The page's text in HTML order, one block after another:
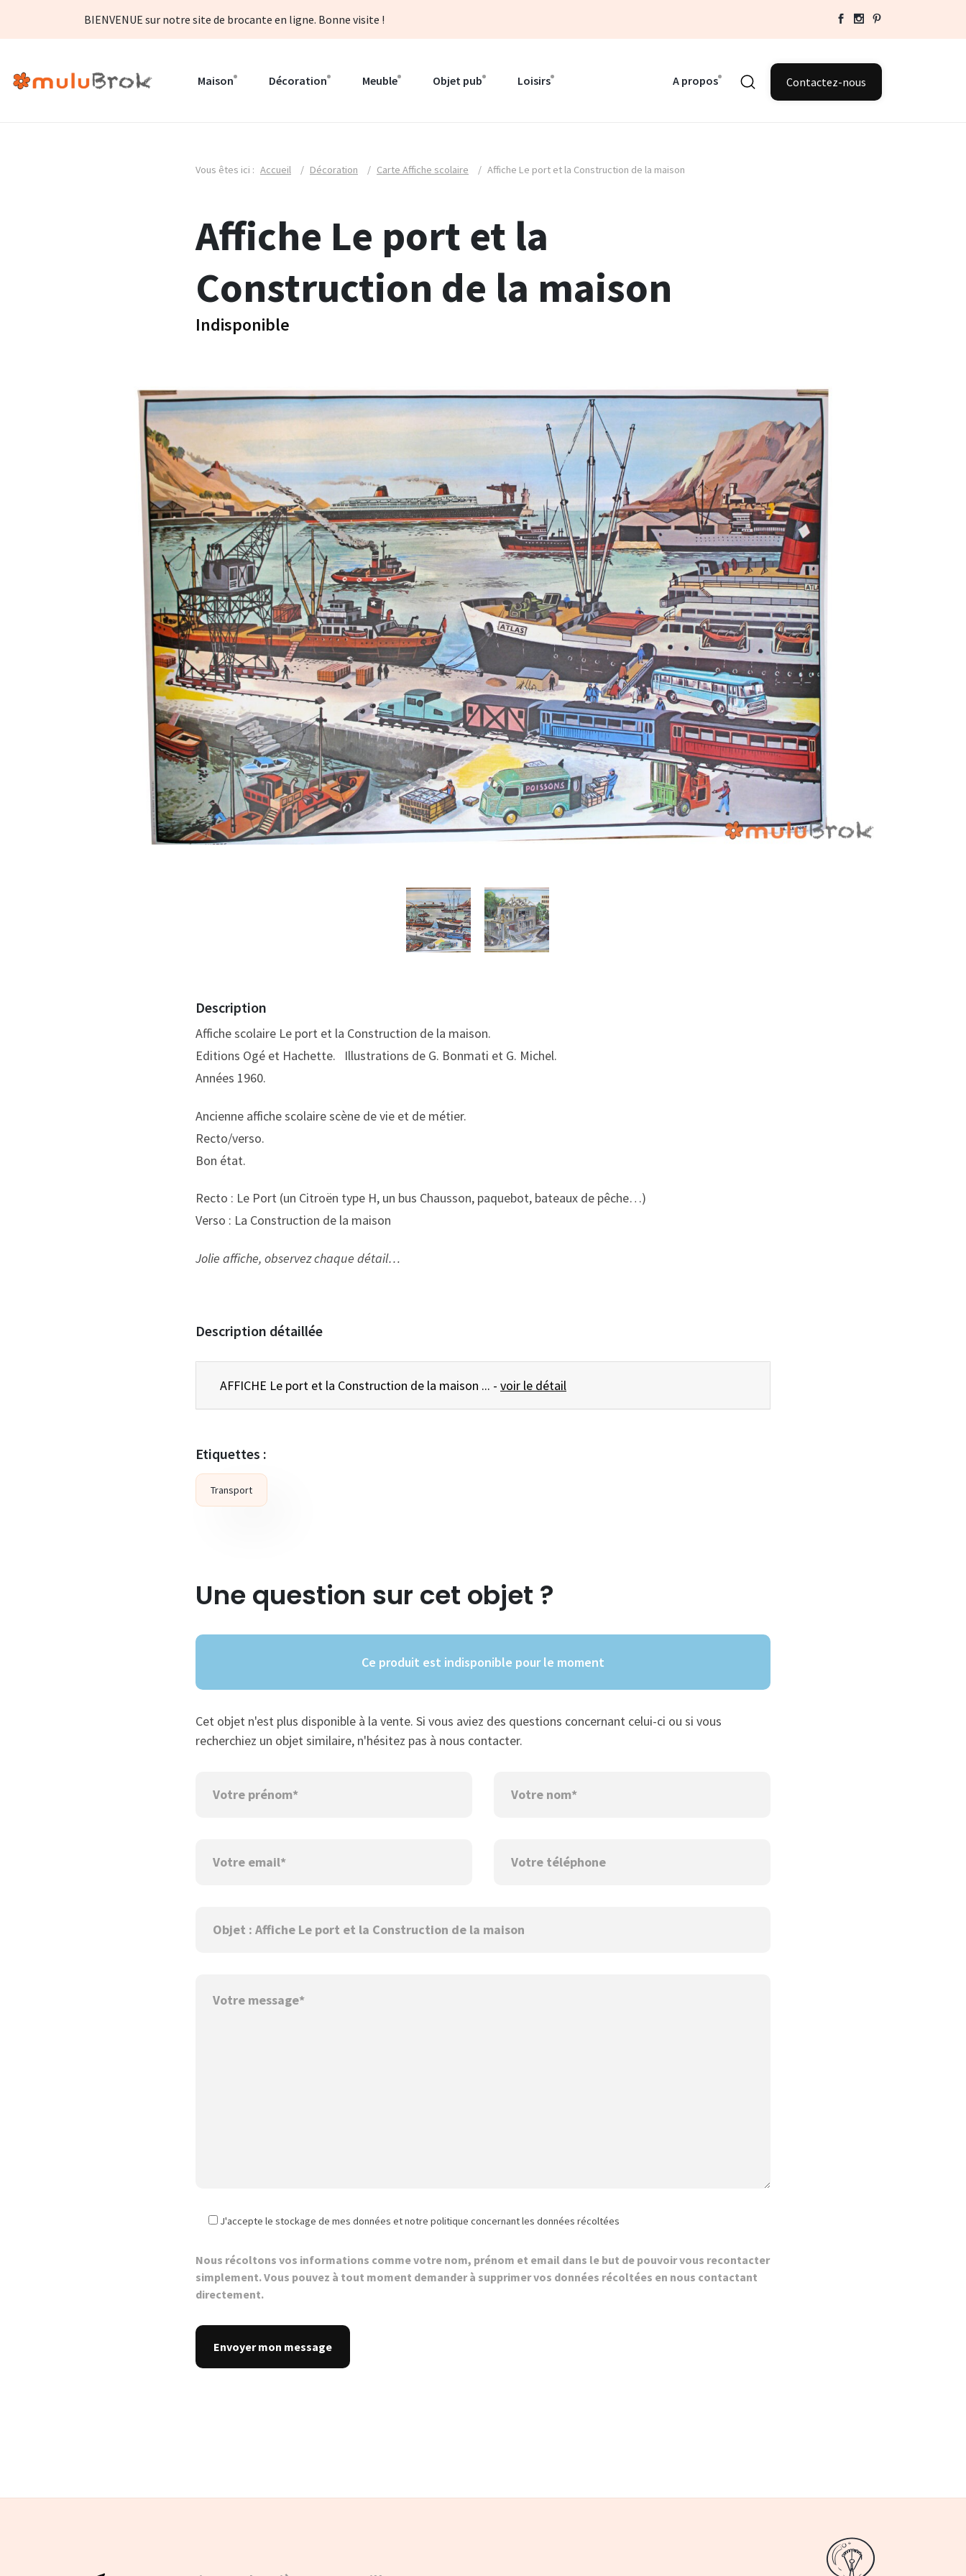
BIENVENUE sur notre site de brocante en ligne. Bonne visite !
Maison Décoration Meuble Objet pub Loisirs A propos Contactez-nous
Vous êtes ici : Accueil / Décoration / Carte Affiche scolaire / Affiche Le port et la Construction de la maison
Affiche Le port et la
Construction de la maison
Indisponible
Description
Affiche scolaire Le port et la Construction de la maison.
Editions Ogé et Hachette. Illustrations de G. Bonmati et G. Michel.
Années 1960.
Ancienne affiche scolaire scène de vie et de métier.
Recto/verso.
Bon état.
Recto : Le Port (un Citroën type H, un bus Chausson, paquebot, bateaux de pêche…)
Verso : La Construction de la maison
Jolie affiche, observez chaque détail…
Description détaillée
AFFICHE Le port et la Construction de la maison ... - voir le détail
Etiquettes :
Transport
Une question sur cet objet ?
Ce produit est indisponible pour le moment
Cet objet n'est plus disponible à la vente. Si vous aviez des questions concernant celui-ci ou si vous
recherchiez un objet similaire, n'hésitez pas à nous contacter.
J'accepte le stockage de mes données et notre politique concernant les données récoltées
Nous récoltons vos informations comme votre nom, prénom et email dans le but de pouvoir vous recontacter
simplement. Vous pouvez à tout moment demander à supprimer vos données récoltées en nous contactant
directement.